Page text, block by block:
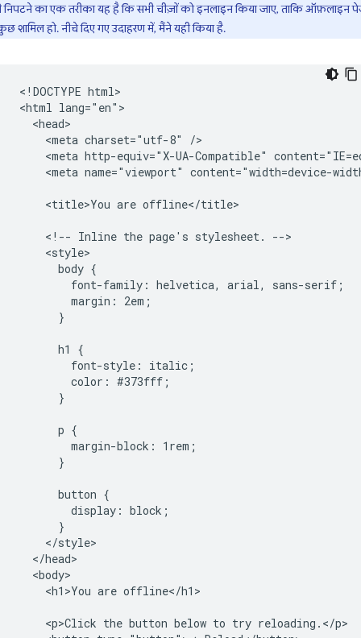
का एक तरीका यह है कि सभी चीज़ों को इनलाइन किया जाए, ताकि ऑफ़लाइन
शामिल हो. नीचे दिए गए उदाहरण में, मैंने यही किया है.
<!DOCTYPE html>
<html lang="en">
  <head>
    <meta charset="utf-8" />
<meta http-equiv="X-UA-Compatible"
<meta name="viewport" content="width=device-
    <title>You are offline</title>
    <!-- Inline the page's stylesheet. -->
    <style>
      body {
        font-family: helvetica, arial, sans-serif;
        margin: 2em;
      }
      h1 {
        font-style: italic;
        color: #373fff;
      }
      p {
        margin-block: 1rem;
      }
      button {
        display: block;
      }
    </style>
  </head>
  <body>
    <h1>You are offline</h1>
    <p>Click the button below to try reloading.</p>